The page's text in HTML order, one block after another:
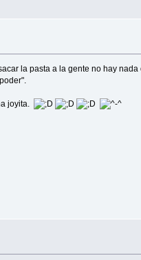
la pasta a la gente no hay
joyita.